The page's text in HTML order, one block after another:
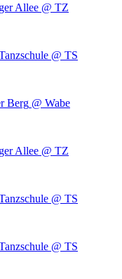
Allee @ TZ
@ TS
Berg @ Wabe
Allee @ TZ
@ TS
@ TS